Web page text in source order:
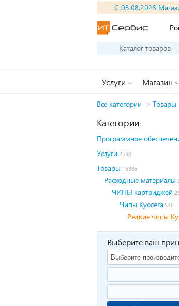
С 03.08.2026
Каталог товаров
Услуги Магазин
Все категории > Товары
Категории
Программное
Услуги 2530
Товары 16985
Расходные материалы
ЧИПЫ картриджей
Чипы Kyocera 546
Редкие чипы
Выберите ваш